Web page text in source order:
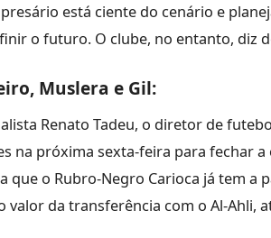
está ciente do cenário e
o futuro. O clube, no entanto, diz
Muslera e Gil:
Renato Tadeu, o diretor de
na próxima sexta-feira para fechar
que o Rubro-Negro Carioca já tem a
valor da transferência com o Al-Ahli,